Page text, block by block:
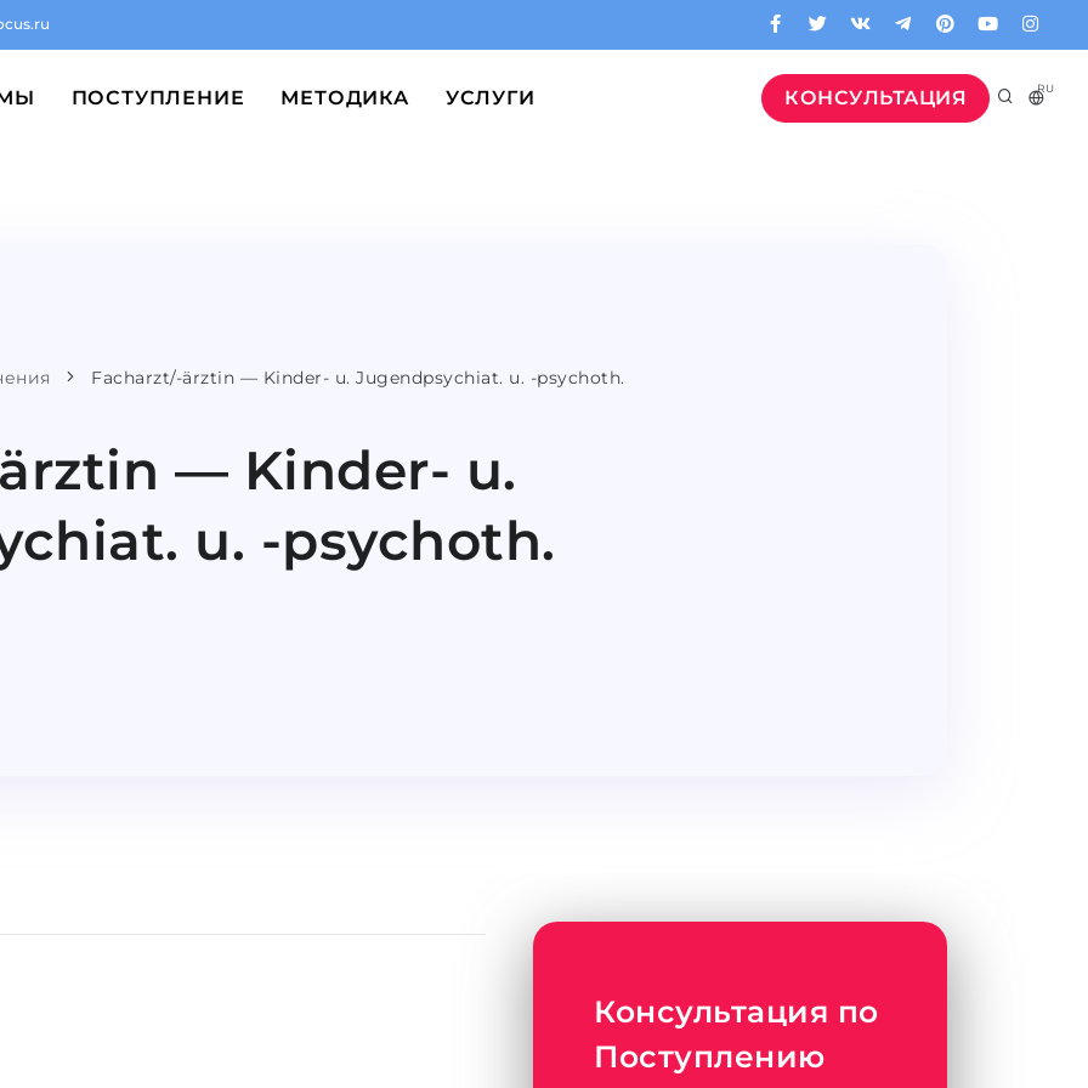
КОНСУЛЬТАЦИЯ RU
ПОСТУПЛЕНИЕ МЕТОДИКА УСЛУГИ
Facharzt/-ärztin — Kinder- u. Jugendpsychiat. u. -psychoth.
— Kinder- u.
u. -psychoth.
Консультация по
Поступлению